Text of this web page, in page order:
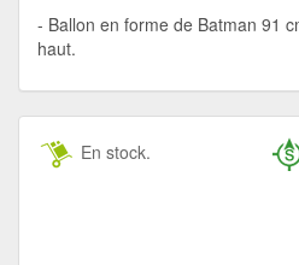
Ballon en forme de Batman 91
haut.
En stock.